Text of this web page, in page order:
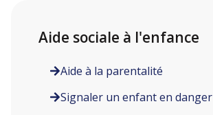
Aide sociale à l'enfance
Aide à la parentalité
Signaler un enfant en danger